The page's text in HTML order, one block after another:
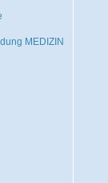
MEDIZIN